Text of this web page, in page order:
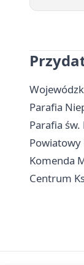
Parafia
Parafia
Powiatowy
Komenda
Centrum